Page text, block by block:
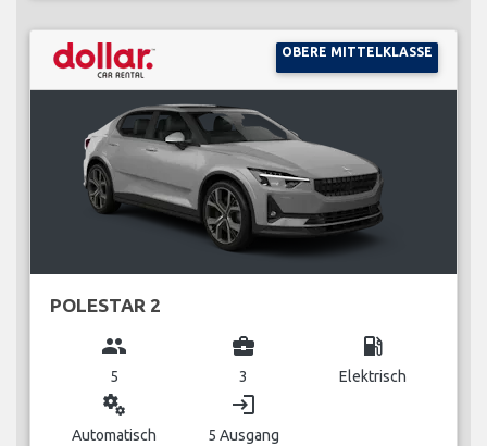
OBERE MITTELKLASSE
POLESTAR 2
group
5
business_center
3
local_gas_station
Elektrisch
miscellaneous_services
Automatisch
login
5 Ausgang